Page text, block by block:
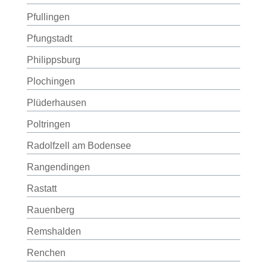
Pfullingen
Pfungstadt
Philippsburg
Plochingen
Plüderhausen
Poltringen
Radolfzell am Bodensee
Rangendingen
Rastatt
Rauenberg
Remshalden
Renchen